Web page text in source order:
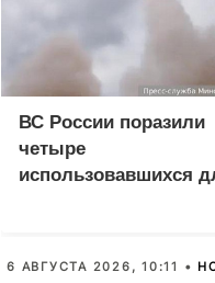
ВС России поразили
четыре
использовавшихся
6 АВГУСТА 2026, 10:11 •